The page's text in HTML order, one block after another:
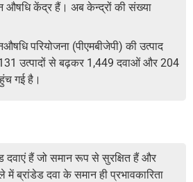
केंद्र हैं। अब केन्द्रों की संख्या
परियोजना (पीएमबीजेपी) की उत्पाद
उत्पादों से बढ़कर 1,449 दवाओं और 204
गई है।
दवाएं हैं जो समान रूप से सुरक्षित हैं और
में ब्रांडेड दवा के समान ही प्रभावकारिता